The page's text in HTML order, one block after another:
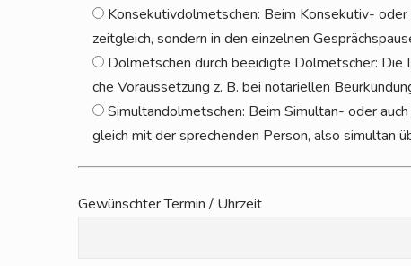
Kon­se­ku­tiv­dol­met­schen: Beim Kon­se­ku­tiv-
zeit­gleich, son­dern in den ein­zel­nen
Dol­met­schen durch beei­dig­te Dol­met­scher:
che Vor­aus­set­zung z. B. bei nota­ri­el­len
Simul­tan­dol­met­schen: Beim Simul­tan- oder
gleich mit der spre­chen­den Per­son, also simul­tan
Gewünsch­ter Ter­min / Uhrzeit